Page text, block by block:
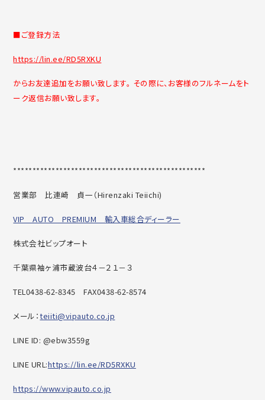
■ご登録方法
https://lin.ee/RD5RXKU
からお友達追加をお願い致します。 その際に、お客様のフルネームをト
ーク返信お願い致します。
**************************************************
営業部 比連崎 貞一（Hirenzaki Teiichi)
VIP AUTO PREMIUM 輸入車総合ディーラー
株式会社ビップオート
千葉県袖ヶ浦市蔵波台４－２１－３
TEL0438-62-8345 FAX0438-62-8574
メール：teiiti@vipauto.co.jp
LINE ID: @ebw3559g
LINE URL:https://lin.ee/RD5RXKU
https://www.vipauto.co.jp